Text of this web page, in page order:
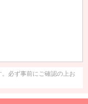
必ず事前にご確認の上お